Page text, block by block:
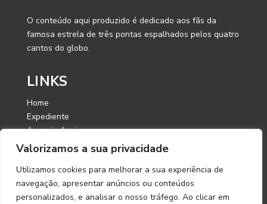
Valorizamos a sua privacidade
Utilizamos cookies para melhorar a sua experiência de
navegação, apresentar anúncios ou conteúdos
personalizados, e analisar o nosso tráfego. Ao clicar em
O conteúdo aqui produzido é dedicado aos fãs da
famosa estrela de três pontas espalhados pelos quatro
cantos do globo.
LINKS
Home
Expediente
Anuncie Aqui
Contato
CONTATO
E-mail: contato@mercedesmagazine.com.br